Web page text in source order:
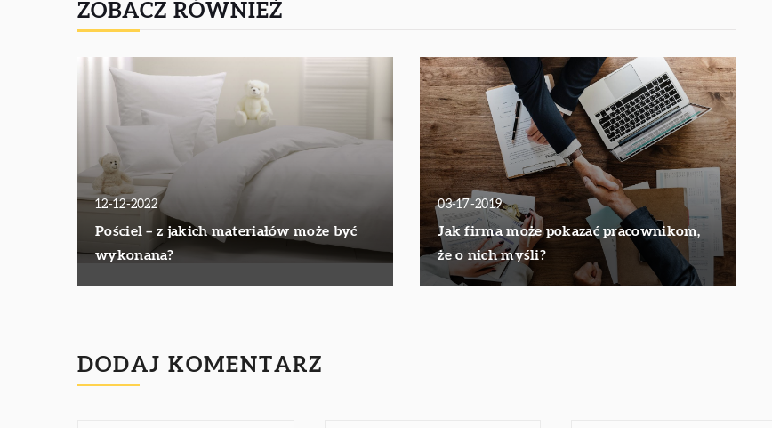
ZOBACZ RÓWNIEŻ
12-12-2022
Pościel – z jakich materiałów może być
wykonana?
03-17-2019
Jak firma może pokazać pracownikom,
że o nich myśli?
DODAJ KOMENTARZ